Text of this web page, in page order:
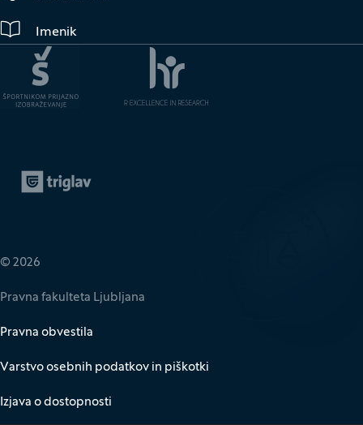
Imenik
© 2026
Pravna fakulteta Ljubljana
Pravna obvestila
Varstvo osebnih podatkov in piškotki
Izjava o dostopnosti